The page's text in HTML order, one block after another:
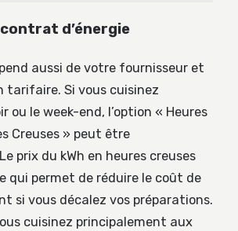
contrat d’énergie
aussi de votre fournisseur et
tarifaire. Si vous cuisinez
ou le week-end, l’option « Heures
Creuses » peut être
prix du kWh en heures creuses
qui permet de réduire le coût de
si vous décalez vos préparations.
cuisinez principalement aux